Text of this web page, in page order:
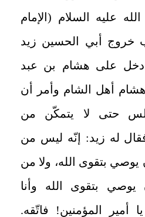
عليه السلام (الإمام
خروج أبي الحسين زيد
دخل على هشام بن عبد
أهل الشام وأمر أن
حتى لا يتمكّن من
له زيد: إنّه ليس من
يوصي بتقوى الله، ولا من
بتقوى الله وأنا
أمير المؤمنين! فاتّقه.